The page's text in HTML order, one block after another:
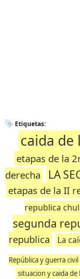
Etiquetas:
caida de
etapas de la
derecha
LA
etapas de la II
republica
segunda
republica
La
República y guerra civil
situacion y caida de